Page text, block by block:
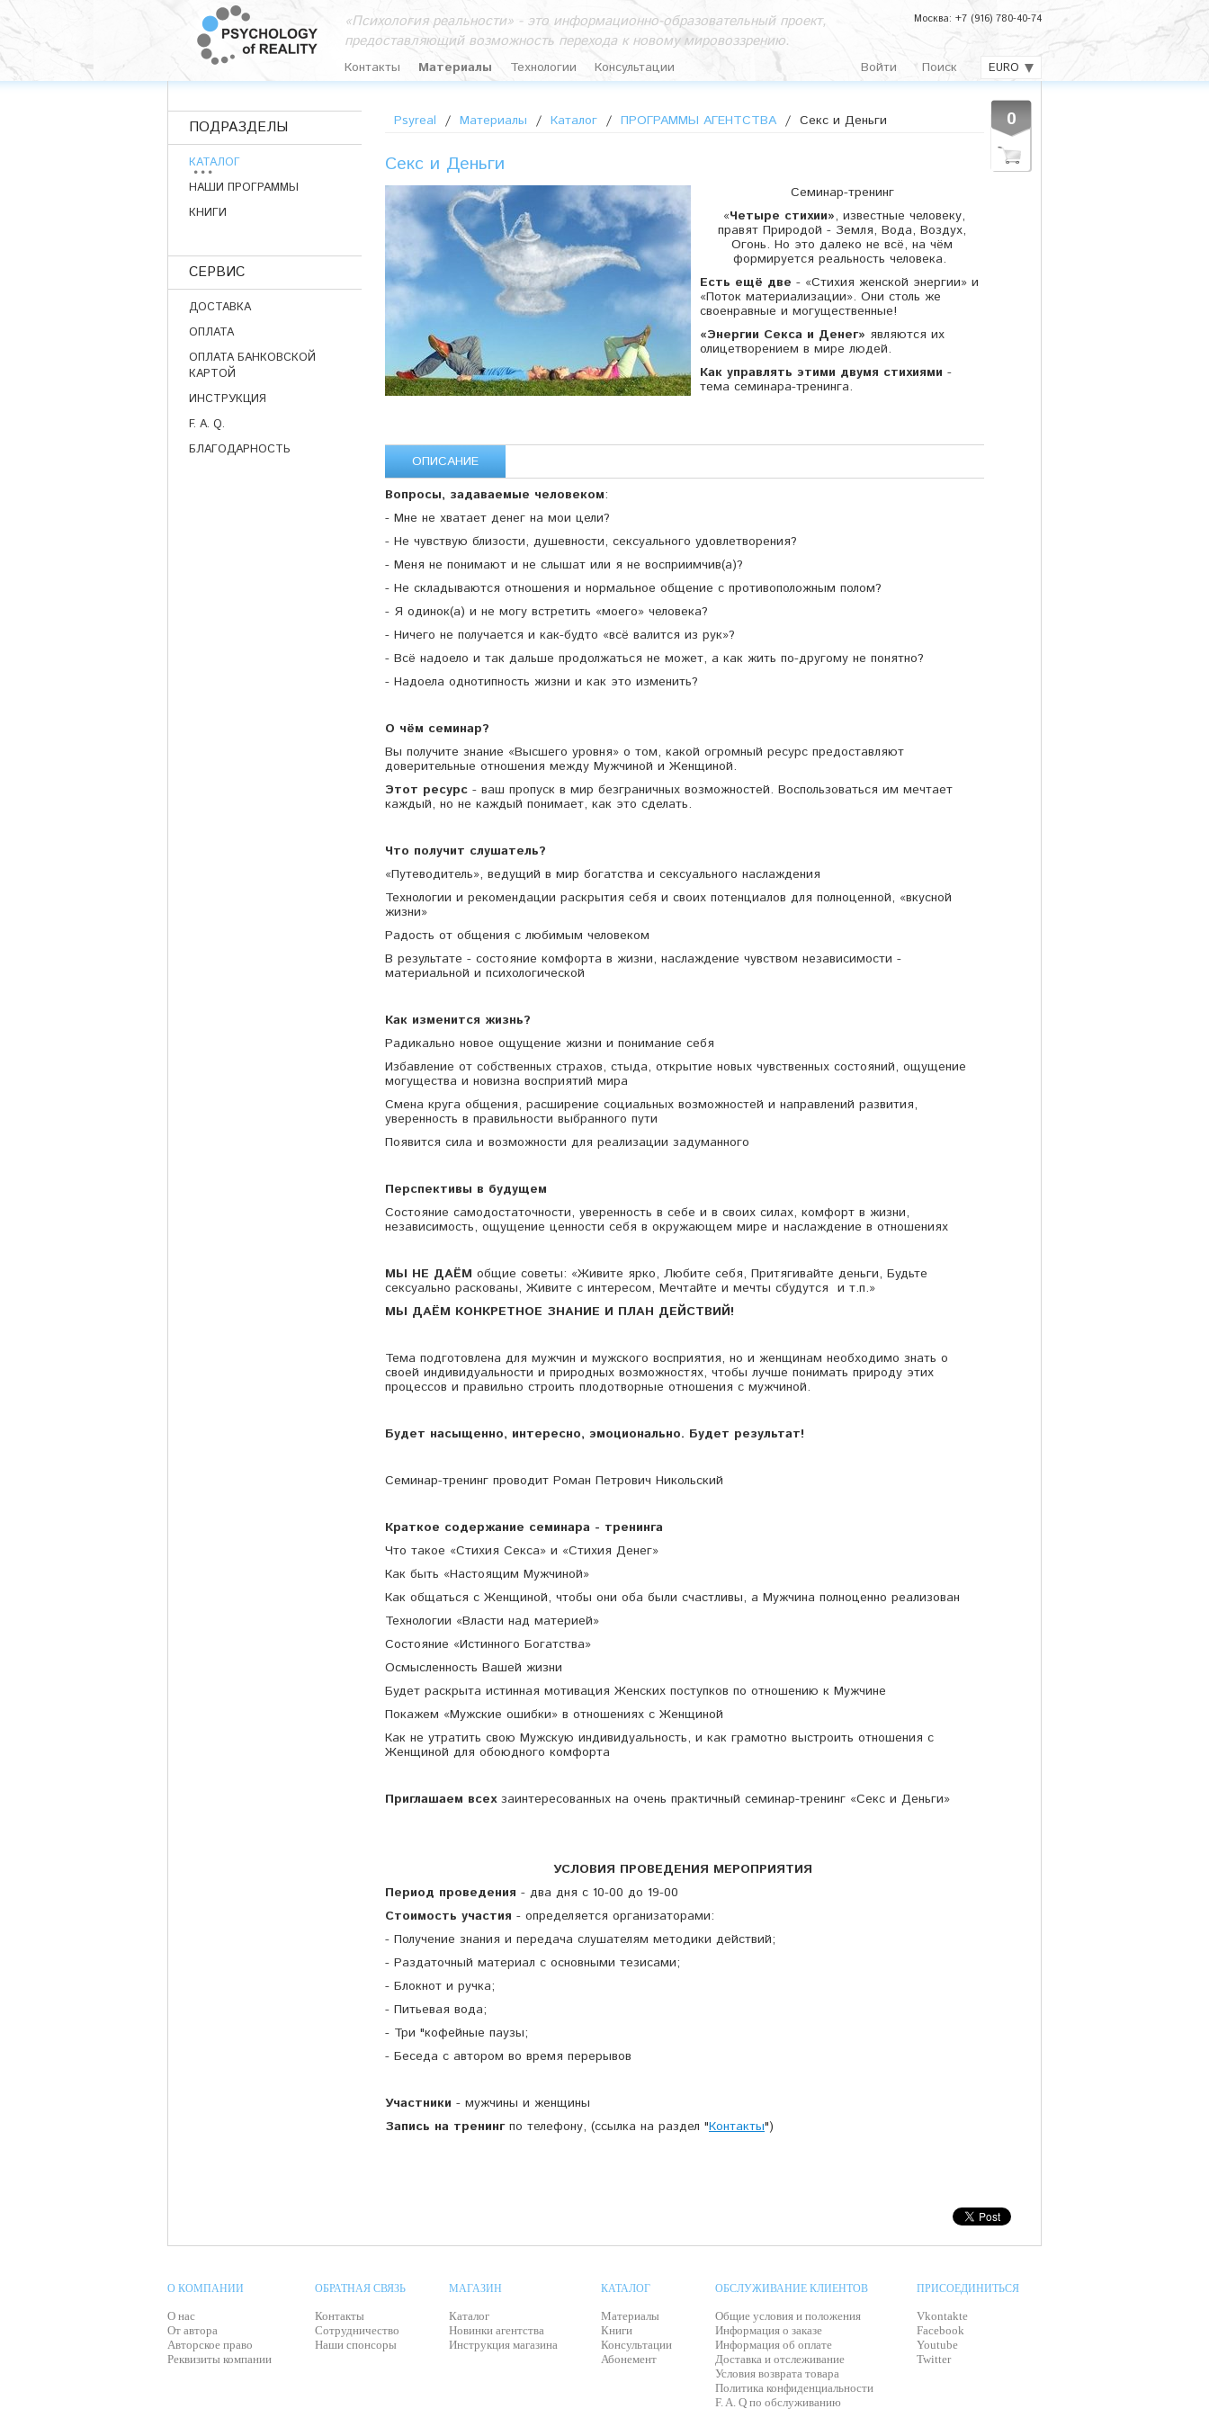
«Психология реальности» - это информационно-образовательный проект,
предоставляющий возможность перехода к новому мировоззрению.
Москва: +7 (916) 780-40-74
Контакты Материалы Технологии Консультации Войти Поиск EURO
0
ПОДРАЗДЕЛЫ
КАТАЛОГ
НАШИ ПРОГРАММЫ
КНИГИ
СЕРВИС
ДОСТАВКА
ОПЛАТА
ОПЛАТА БАНКОВСКОЙ
КАРТОЙ
ИНСТРУКЦИЯ
F. A. Q.
БЛАГОДАРНОСТЬ
Psyreal / Материалы / Каталог / ПРОГРАММЫ АГЕНТСТВА / Секс и Деньги
Секс и Деньги
Семинар-тренинг
«Четыре стихии», известные человеку,
правят Природой - Земля, Вода, Воздух,
Огонь. Но это далеко не всё, на чём
формируется реальность человека.
Есть ещё две - «Стихия женской энергии» и
«Поток материализации». Они столь же
своенравные и могущественные!
«Энергии Секса и Денег» являются их
олицетворением в мире людей.
Как управлять этими двумя стихиями -
тема семинара-тренинга.
ОПИСАНИЕ
Вопросы, задаваемые человеком:
- Мне не хватает денег на мои цели?
- Не чувствую близости, душевности, сексуального удовлетворения?
- Меня не понимают и не слышат или я не восприимчив(а)?
- Не складываются отношения и нормальное общение с противоположным полом?
- Я одинок(а) и не могу встретить «моего» человека?
- Ничего не получается и как-будто «всё валится из рук»?
- Всё надоело и так дальше продолжаться не может, а как жить по-другому не понятно?
- Надоела однотипность жизни и как это изменить?
О чём семинар?
Вы получите знание «Высшего уровня» о том, какой огромный ресурс предоставляют
доверительные отношения между Мужчиной и Женщиной.
Этот ресурс - ваш пропуск в мир безграничных возможностей. Воспользоваться им мечтает
каждый, но не каждый понимает, как это сделать.
Что получит слушатель?
«Путеводитель», ведущий в мир богатства и сексуального наслаждения
Технологии и рекомендации раскрытия себя и своих потенциалов для полноценной, «вкусной
жизни»
Радость от общения с любимым человеком
В результате - состояние комфорта в жизни, наслаждение чувством независимости -
материальной и психологической
Как изменится жизнь?
Радикально новое ощущение жизни и понимание себя
Избавление от собственных страхов, стыда, открытие новых чувственных состояний, ощущение
могущества и новизна восприятий мира
Смена круга общения, расширение социальных возможностей и направлений развития,
уверенность в правильности выбранного пути
Появится сила и возможности для реализации задуманного
Перспективы в будущем
Состояние самодостаточности, уверенность в себе и в своих силах, комфорт в жизни,
независимость, ощущение ценности себя в окружающем мире и наслаждение в отношениях
МЫ НЕ ДАЁМ общие советы: «Живите ярко, Любите себя, Притягивайте деньги, Будьте
сексуально раскованы, Живите с интересом, Мечтайте и мечты сбудутся и т.п.»
МЫ ДАЁМ КОНКРЕТНОЕ ЗНАНИЕ И ПЛАН ДЕЙСТВИЙ!
Тема подготовлена для мужчин и мужского восприятия, но и женщинам необходимо знать о
своей индивидуальности и природных возможностях, чтобы лучше понимать природу этих
процессов и правильно строить плодотворные отношения с мужчиной.
Будет насыщенно, интересно, эмоционально. Будет результат!
Семинар-тренинг проводит Роман Петрович Никольский
Краткое содержание семинара - тренинга
Что такое «Стихия Секса» и «Стихия Денег»
Как быть «Настоящим Мужчиной»
Как общаться с Женщиной, чтобы они оба были счастливы, а Мужчина полноценно реализован
Технологии «Власти над материей»
Состояние «Истинного Богатства»
Осмысленность Вашей жизни
Будет раскрыта истинная мотивация Женских поступков по отношению к Мужчине
Покажем «Мужские ошибки» в отношениях с Женщиной
Как не утратить свою Мужскую индивидуальность, и как грамотно выстроить отношения с
Женщиной для обоюдного комфорта
Приглашаем всехзаинтересованных на очень практичный семинар-тренинг «Секс и Деньги»
УСЛОВИЯ ПРОВЕДЕНИЯ МЕРОПРИЯТИЯ
Период проведения - два дня с 10-00 до 19-00
Стоимость участия - определяется организаторами:
- Получение знания и передача слушателям методики действий;
- Раздаточный материал с основными тезисами;
- Блокнот и ручка;
- Питьевая вода;
- Три "кофейные паузы;
- Беседа с автором во время перерывов
Участники - мужчины и женщины
Запись на тренингпо телефону, (ссылка на раздел "Контакты")
О КОМПАНИИ
О нас
От автора
Авторское право
Реквизиты компании
ОБРАТНАЯ СВЯЗЬ
Контакты
Сотрудничество
Наши спонсоры
МАГАЗИН
Каталог
Новинки агентства
Инструкция магазина
КАТАЛОГ
Материалы
Книги
Консультации
Абонемент
ОБСЛУЖИВАНИЕ КЛИЕНТОВ
Общие условия и положения
Информация о заказе
Информация об оплате
Доставка и отслеживание
Условия возврата товара
Политика конфиденциальности
F. A. Q по обслуживанию
ПРИСОЕДИНИТЬСЯ
Vkontakte
Facebook
Youtube
Twitter